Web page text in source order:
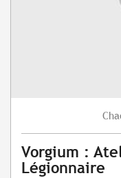
Vorgium :
Légionnaire